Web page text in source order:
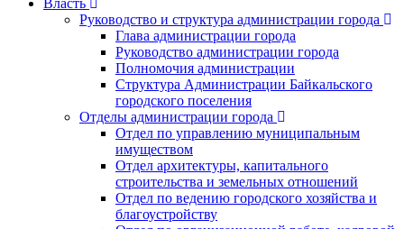
Руководство и структура администрации города
Глава администрации города
Руководство администрации города
Полномочия администрации
Структура Администрации Байкальского
городского поселения
Отделы администрации города
Отдел по управлению муниципальным
имуществом
Отдел архитектуры, капитального
строительства и земельных отношений
Отдел по ведению городского хозяйства и
благоустройству